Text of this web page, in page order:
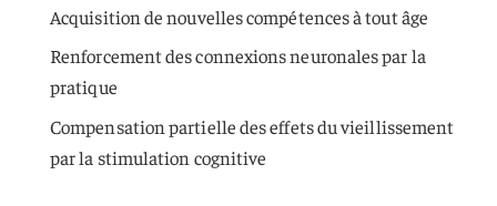
Acquisition de nouvelles compétences à tout âge
Renforcement des connexions neuronales par la
pratique
Compensation partielle des effets du vieillissement
par la stimulation cognitive